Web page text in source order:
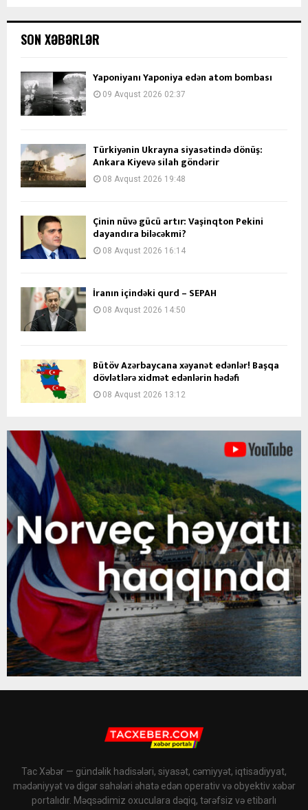
SON XƏBƏRLƏR
Yaponiyanı Yaponiya edən atom bombası
09 Avqust 2026 02:37
Türkiyənin Ukrayna siyasətində dönüş:
Ankara Kiyevə silah göndərir
08 Avqust 2026 19:48
Çinin nüvə gücü artır: Vaşinqton Pekini
dayandıra biləcəkmi?
08 Avqust 2026 16:14
İranın içindəki qurd – SEPAH
08 Avqust 2026 14:50
Bütöv Azərbaycana xəyanət edənlər! Başqa
dövlətlərə xidmət edənlərin hədəfi
08 Avqust 2026 13:12
Tac Xəbər — gündəlik hadisələri, siyasət, cəmiyyət, iqtisadiyyat,
mədəniyyət və digər sahələri əhatə edən operativ və obyektiv xəbər
portalıdır. Məqsədimiz oxuculara dəqiq, tərəfsiz və etibarlı